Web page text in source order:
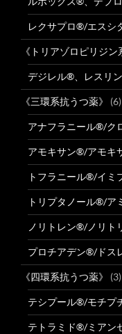
レクサプロ®/エスシ
《トリアゾロピリジン
デジレル®、レスリ
《三環系抗うつ薬》 (6)
アナフラニール®/ク
アモキサン®/アモキ
トフラニール®/イミ
トリプタノール®/ア
ノリトレン®/ノリト
プロチアデン®/ドス
《四環系抗うつ薬》 (3)
テシプール®/モチプ
テトラミド®/ミアン